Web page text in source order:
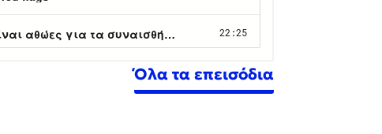
Όλα τα επεισόδια